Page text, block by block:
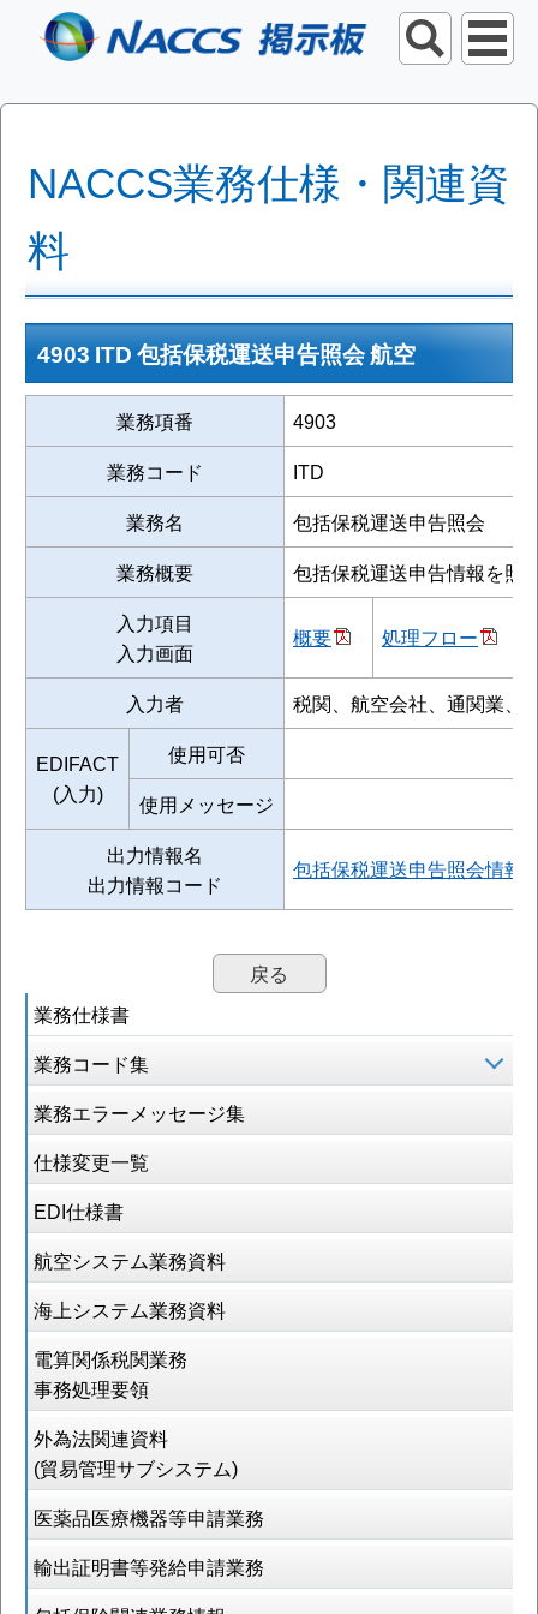
NACCS業務仕様・関連資
料
業務仕様書
業務コード集
業務エラーメッセージ集
仕様変更一覧
EDI仕様書
航空システム業務資料
海上システム業務資料
電算関係税関業務
事務処理要領
外為法関連資料
(貿易管理サブシステム)
医薬品医療機器等申請業務
輸出証明書等発給申請業務
4903 ITD 包括保税運送申告照会 航空
業務項番
4903
業務コード
ITD
業務名
包括保税運送申告照会
業務概要
包括保税運送申告情報を照
入力項目
入力画面
概要 処理フロー
入力者 税関、航空会社、通関業、
EDIFACT
(入力)
使用可否
使用メッセージ
出力情報名
出力情報コード
包括保税運送申告照会情報
戻る